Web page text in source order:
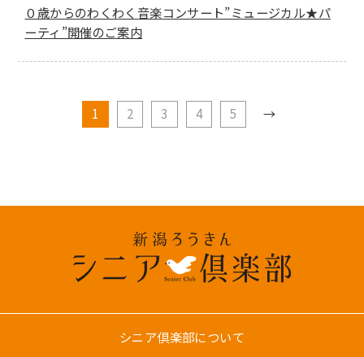
０歳からのわくわく音楽コンサート”ミュージカル★パ
ーティ”開催のご案内
1 2 3 4 5 →
シニア倶楽部について